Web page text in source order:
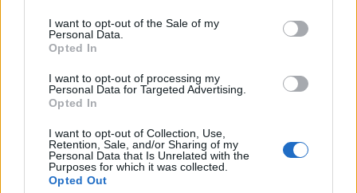
I want to opt-out of the Sale of my
Personal Data.
Opted In
I want to opt-out of processing my
Personal Data for Targeted Advertising.
Opted In
I want to opt-out of Collection, Use,
Retention, Sale, and/or Sharing of my
Personal Data that Is Unrelated with the
Purposes for which it was collected.
Opted Out